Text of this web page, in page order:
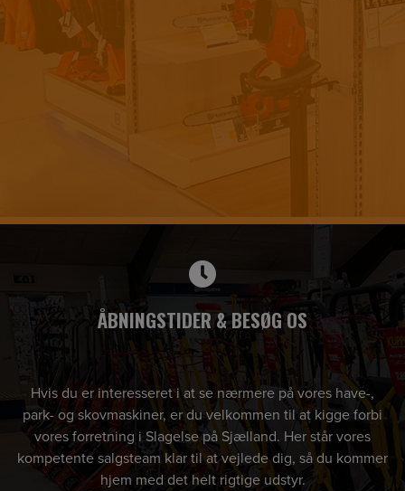
ÅBNINGSTIDER & BESØG OS
Hvis du er interesseret i at se nærmere på vores have-,
park- og skovmaskiner, er du velkommen til at kigge forbi
vores forretning i Slagelse på Sjælland. Her står vores
kompetente salgsteam klar til at vejlede dig, så du kommer
hjem med det helt rigtige udstyr.